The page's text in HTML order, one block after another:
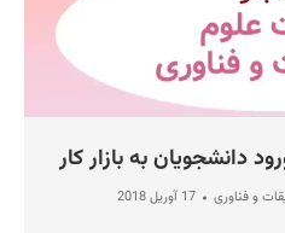
دانشجویان به بازار کار
و فناوری
17 آوریل 2018